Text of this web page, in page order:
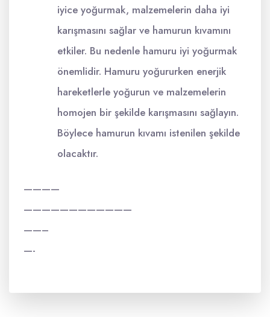
iyice yoğurmak, malzemelerin daha iyi
karışmasını sağlar ve hamurun kıvamını
etkiler. Bu nedenle hamuru iyi yoğurmak
önemlidir. Hamuru yoğururken enerjik
hareketlerle yoğurun ve malzemelerin
homojen bir şekilde karışmasını sağlayın.
Böylece hamurun kıvamı istenilen şekilde
olacaktır.
————
————————————
——–
—-